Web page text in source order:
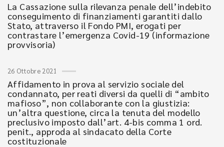
La Cassazione sulla rilevanza penale dell’indebito
conseguimento di finanziamenti garantiti dallo
Stato, attraverso il Fondo PMI, erogati per
contrastare l’emergenza Covid-19 (informazione
provvisoria)
26 Ottobre 2021
Affidamento in prova al servizio sociale del
condannato, per reati diversi da quelli di “ambito
mafioso”, non collaborante con la giustizia:
un’altra questione, circa la tenuta del modello
preclusivo imposto dall’art. 4-bis comma 1 ord.
penit., approda al sindacato della Corte
costituzionale